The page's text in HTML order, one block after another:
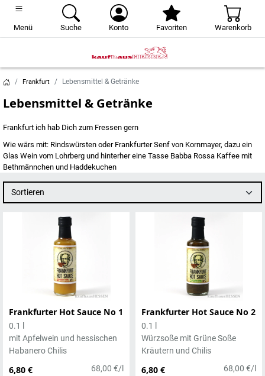
Menü Suche Konto Favoriten Warenkorb
Frankfurt Lebensmittel & Getränke
Lebensmittel & Getränke
Frankfurt ich hab Dich zum Fressen gern
Wie wärs mit: Rindswürsten oder Frankfurter Senf von Kornmayer, dazu ein
Glas Wein vom Lohrberg und hinterher eine Tasse Babba Rossa Kaffee mit
Bethmännchen und Haddekuchen
Sortieren
Frankfurter Hot Sauce No 1
6,80 € 68,00 €/l
0.1 l
mit Apfelwein und hessischen
Habanero Chilis
Frankfurter Hot Sauce No 2
6,80 € 68,00 €/l
0.1 l
Würzsoße mit Grüne Soße
Kräutern und Chilis